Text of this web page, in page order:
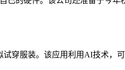
服装。该应用利用AI技术，